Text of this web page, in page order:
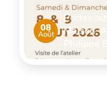
08
Août
Portes
Maison-
Philippe